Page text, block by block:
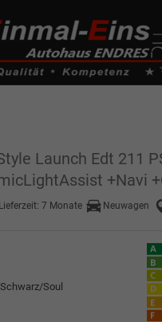
to address or value:
Launch Edt 211
+Navi
7 Monate Neuwagen
Soul